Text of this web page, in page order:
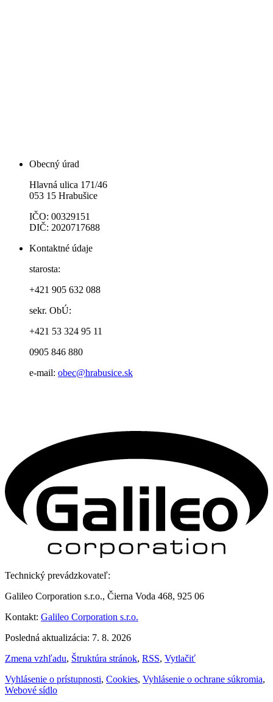
Obecný úrad
Hlavná ulica 171/46
053 15 Hrabušice
IČO: 00329151
DIČ: 2020717688
Kontaktné údaje
starosta:
+421 905 632 088
sekr. ObÚ:
+421 53 324 95 11
0905 846 880
e-mail: obec@hrabusice.sk
Technický prevádzkovateľ:
Galileo Corporation s.r.o., Čierna Voda 468, 925 06
Kontakt: Galileo Corporation s.r.o.
Posledná aktualizácia: 7. 8. 2026
Zmena vzhľadu, Štruktúra stránok, RSS, Vytlačiť
Vyhlásenie o prístupnosti, Cookies, Vyhlásenie o ochrane súkromia,
Webové sídlo